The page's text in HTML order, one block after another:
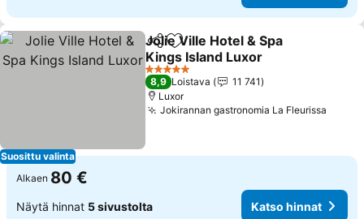
Suosittu valinta
Jaa Lisää suosikkeihin
Jolie Ville Hotel & Spa
Kings Island Luxor
Katso hinnat
5 Tähtiluokitus
8,9 Loistava
11 741
Luxor
Jokirannan gastronomia La Fleurissa
Alkaen 80 €
Näytä hinnat 5 sivustolta Katso hinnat